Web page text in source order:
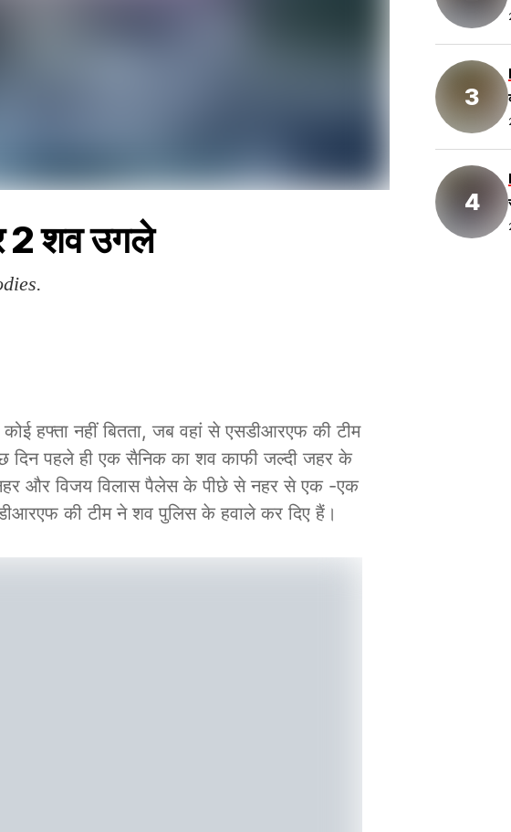
2 शव उगले
कोई हफ्ता नहीं बितता, जब वहां से एसडीआरएफ की टीम
दिन पहले ही एक सैनिक का शव काफी जल्दी जहर के
और विजय विलास पैलेस के पीछे से नहर से एक -एक
की टीम ने शव पुलिस के हवाले कर दिए हैं।